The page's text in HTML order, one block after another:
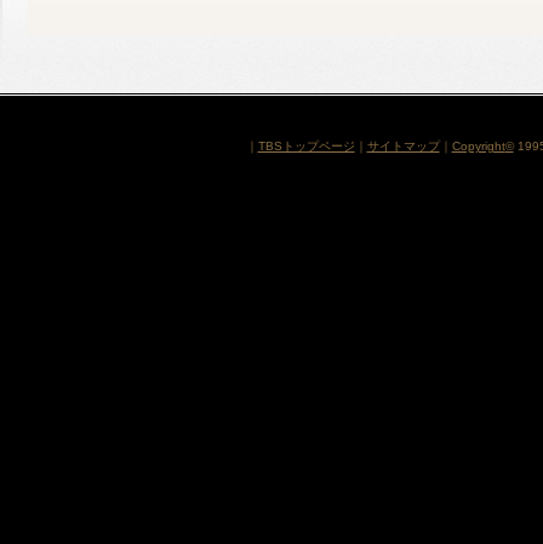
TBSトップページ サイトマップ｜ Copyright©